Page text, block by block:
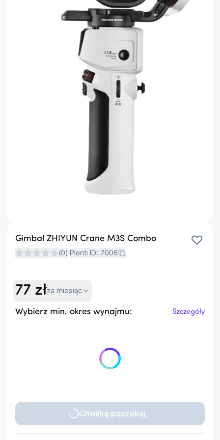
Gimbal ZHIYUN Crane M3S Combo
(0) Plenti ID: 7006
77 złza miesiąc
Wybierz min. okres wynajmu: Szczegóły
Chwilkę poczekaj...